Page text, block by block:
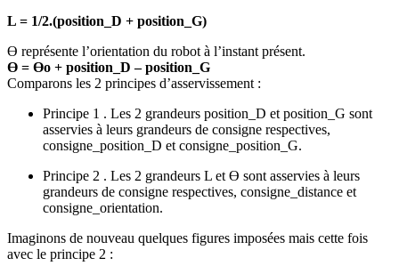
L = 1/2.(position_D + position_G)
Ө représente l’orientation du robot à l’instant présent.
Ө = Өo + position_D – position_G
Comparons les 2 principes d’asservissement :
Principe 1 . Les 2 grandeurs position_D et position_G sont
asservies à leurs grandeurs de consigne respectives,
consigne_position_D et consigne_position_G.
Principe 2 . Les 2 grandeurs L et Ө sont asservies à leurs
grandeurs de consigne respectives, consigne_distance et
consigne_orientation.
Imaginons de nouveau quelques figures imposées mais cette fois
avec le principe 2 :